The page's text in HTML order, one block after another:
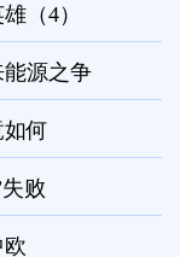
（4）
能源之争
如何
败